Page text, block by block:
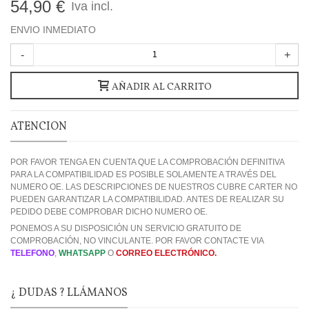
54,90 € Iva incl.
ENVIO INMEDIATO
- +
AÑADIR AL CARRITO
ATENCION
POR FAVOR TENGA EN CUENTA QUE LA COMPROBACIÓN DEFINITIVA
PARA LA COMPATIBILIDAD ES POSIBLE SOLAMENTE A TRAVÉS DEL
NUMERO OE. LAS DESCRIPCIONES DE NUESTROS CUBRE CARTER NO
PUEDEN GARANTIZAR LA COMPATIBILIDAD. ANTES DE REALIZAR SU
PEDIDO DEBE COMPROBAR DICHO NUMERO OE.
PONEMOS A SU DISPOSICIÓN UN SERVICIO GRATUITO DE
COMPROBACIÓN, NO VINCULANTE. POR FAVOR CONTACTE VIA
TELEFONO, WHATSAPP O CORREO ELECTRÓNICO.
¿ DUDAS ? LLÁMANOS